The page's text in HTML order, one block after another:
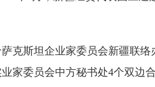
斯坦企业家委员会新疆联
家委员会中方秘书处4个双边